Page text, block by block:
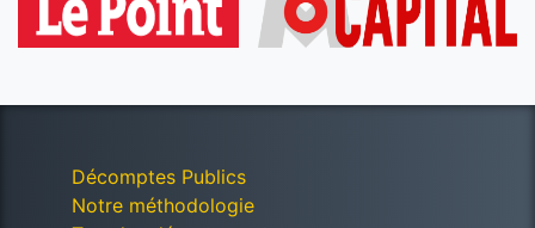
Décomptes Publics
Notre méthodologie